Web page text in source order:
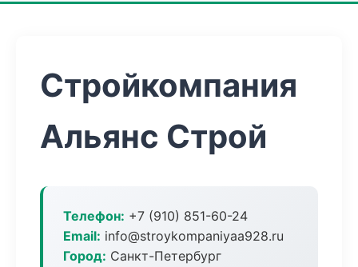
Стройкомпания
Альянс Строй
Телефон: +7 (910) 851-60-24
Email: info@stroykompaniyaa928.ru
Город: Санкт-Петербург